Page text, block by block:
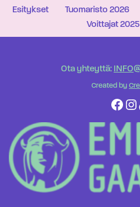
Esitykset
Tuomaristo 2026
Voittajat 2025
Ota yhteyttä:
Created by